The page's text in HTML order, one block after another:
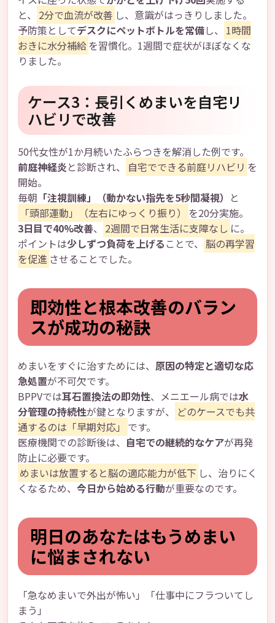
と、
2分で血流が改善 し、意識がはっきりしました。
予防策としてデスクにペットボトルを常備し、
1時間
おきに水分補給 を習慣化。1週間で症状がほぼなくな
りました。
ケース3：長引くめまいを自宅リ
ハビリで改善
50代女性が1か月続いたふらつきを解消した例です。
前庭神経炎と診断され、 自宅でできる前庭リハビリ を
開始。
毎朝 「注視訓練」（動かない指先を5秒間凝視） と
「頭部運動」（左右にゆっくり振り）
を20分実施。
3日目で40%改善、 2週間で日常生活に支障なし に。
ポイントは少しずつ負荷を上げる ことで、 脳の再学習
を促進 させることでした。
即効性と根本改善のバラン
スが成功の秘訣
めまいをすぐに治すためには、 原因の特定と適切な応
急処置が不可欠です。
BPPVでは耳石置換法の即効性、メニエール病では水
分管理の持続性が鍵となりますが、
どのケースでも共
通するのは「早期対応」 です。
医療機関での診断後は、 自宅での継続的なケアが再発
防止に必要です。
めまいは放置すると脳の適応能力が低下 し、治りにく
くなるため、 今日から始める行動が重要なのです。
明日のあなたはもうめまい
に悩まされない
「急なめまいで外出が怖い」「仕事中にフラついてし
まう」